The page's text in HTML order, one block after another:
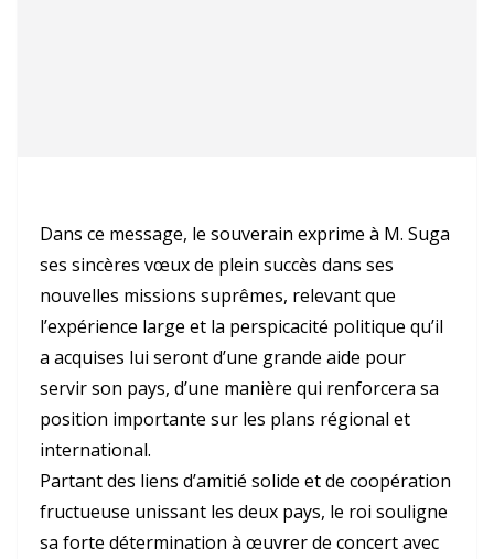
Dans ce message, le souverain exprime à M. Suga
ses sincères vœux de plein succès dans ses
nouvelles missions suprêmes, relevant que
l’expérience large et la perspicacité politique qu’il
a acquises lui seront d’une grande aide pour
servir son pays, d’une manière qui renforcera sa
position importante sur les plans régional et
international.
Partant des liens d’amitié solide et de coopération
fructueuse unissant les deux pays, le roi souligne
sa forte détermination à œuvrer de concert avec